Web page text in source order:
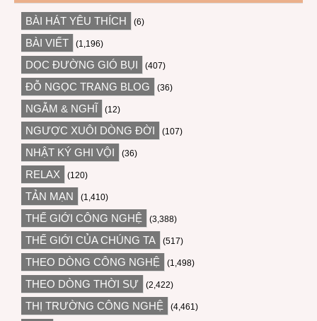
BÀI HÁT YÊU THÍCH (6)
BÀI VIẾT (1,196)
DỌC ĐƯỜNG GIÓ BỤI (407)
ĐỖ NGỌC TRANG BLOG (36)
NGẪM & NGHĨ (12)
NGƯỢC XUÔI DÒNG ĐỜI (107)
NHẬT KÝ GHI VỘI (36)
RELAX (120)
TẢN MẠN (1,410)
THẾ GIỚI CÔNG NGHỆ (3,388)
THẾ GIỚI CỦA CHÚNG TA (517)
THEO DÒNG CÔNG NGHỆ (1,498)
THEO DÒNG THỜI SỰ (2,422)
THỊ TRƯỜNG CÔNG NGHỆ (4,461)